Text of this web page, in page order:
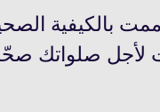
بالكيفية
لأجل صلواتك